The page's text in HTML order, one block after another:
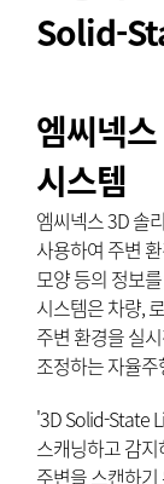
Solid-
엠씨넥
시스템
엠씨넥스 3D 솔
사용하여 주변
모양 등의 정보
시스템은 차량,
주변 환경을 실
조정하는 자율
'3D Solid-State
스캐닝하고 감지
주변을 스캔하